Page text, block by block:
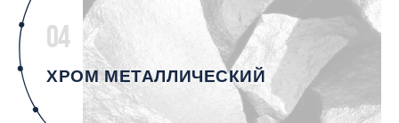
04
ХРОМ МЕТАЛЛИЧЕСКИЙ